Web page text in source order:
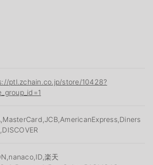
ptl.zchain.co.jp/store/10428?
楽天